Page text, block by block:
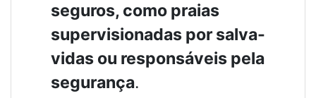
seguros, como praias
supervisionadas por salva-
vidas ou responsáveis pela
segurança.